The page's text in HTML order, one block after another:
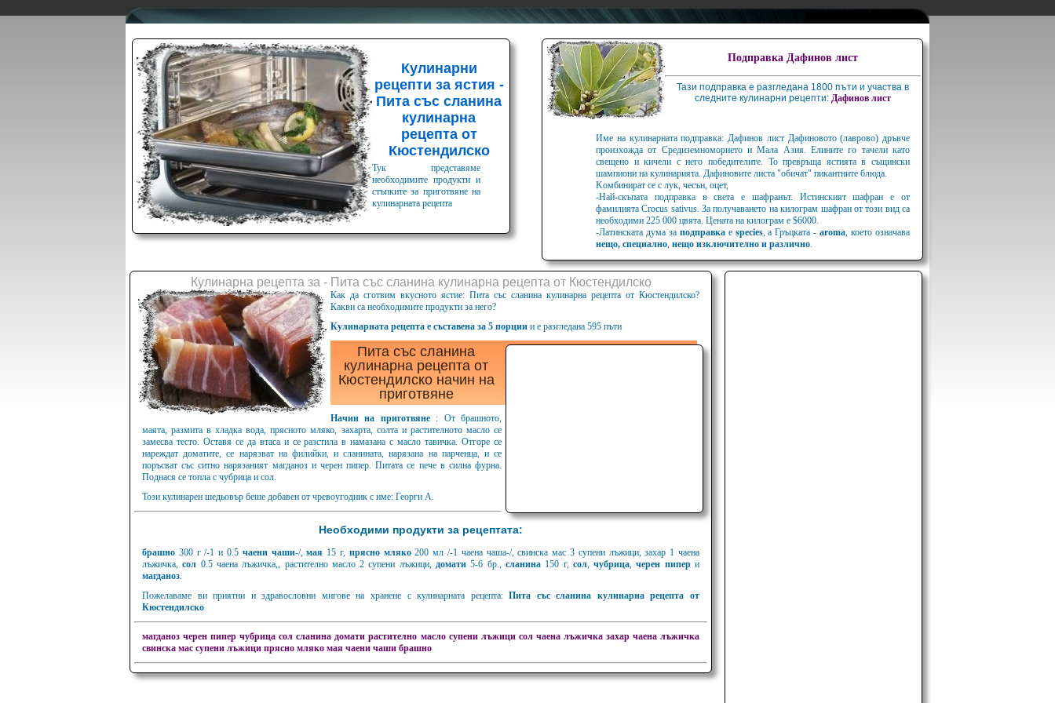
Кулинарни
рецепти за ястия -
Пита със сланина
кулинарна
рецепта от
Кюстендилско
Тук представяме
необходимите продукти и
стъпките за приготвяне на
кулинарната рецепта
Подправка Дафинов лист
Тази подправка е разгледана 1800 пъти и участва в
следните кулинарни рецепти: Дафинов лист
Име на кулинарната подправка: Дафинов лист Дафиновото (лаврово) дръвче
произхожда от Средиземноморието и Мала Азия. Елините го тачели като
свещено и кичели с него победителите. То превръща ястията в същински
шампиони на кулинарията. Дафиновите листа "обичат" пикантните блюда.
Kомбинират се с лук, чесън, оцет,
-Най-скъпата подправка в света е шафранът. Истинският шафран е от
фамилията Crocus sativus. За получаването на килограм шафран от този вид са
необходими 225 000 цвята. Цената на килограм е $6000.
-Латинската дума за подправкае species, а Гръцката -aroma, което означава
нещо, специално, нещо изключително и различно.
Кулинарна рецепта за - Пита със сланина кулинарна рецепта от Кюстендилско
Как да сготвим вкусното ястие: Пита със сланина кулинарна рецепта от Кюстендилско?
Какви са необходимите продукти за него?
Кулинарната рецепта е съставена за 5 порции и е разгледана 595 пъти
Пита със сланина
кулинарна рецепта от
Кюстендилско начин на
приготвяне
Начин на приготвяне : От брашното,
маята, размита в хладка вода, прясното мляко, захарта, солта и растителното масло се
замесва тесто. Оставя се да втаса и се разстила в намазана с масло тавичка. Отгоре се
нареждат доматите, се нарязват на филийки, и сланината, нарязана на парченца, и се
поръсват със ситно нарязаният магданоз и черен пипер. Питата се пече в силна фурна.
Поднася се топла с чубрица и сол.
Този кулинарен шедьовър беше добавен от чревоугодник с име: Георги А.
Необходими продукти за рецептата:
брашно 300 г /-1 и 0.5 чаени чаши-/,мая 15 г, прясно мляко200 мл /-1 чаена чаша-/, свинска мас 3 супени лъжици, захар 1 чаена
лъжичка,сол 0.5 чаена лъжичка,, растително масло 2 супени лъжици,домати 5-6 бр., сланина150 г, сол,чубрица,черен пипери
магданоз.
Пожелаваме ви приятни и здравословни мигове на хранене с кулинарната рецепта:Пита със сланина кулинарна рецепта от
Кюстендилско
магданоз черен пипер чубрица сол сланина домати растително масло супени лъжици сол чаена лъжичка захар чаена лъжичка
свинска мас супени лъжици прясно мляко мая чаени чаши брашно